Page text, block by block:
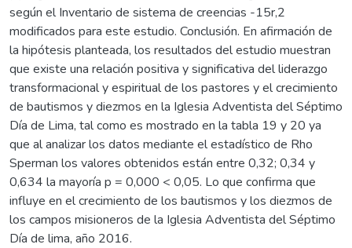
según el Inventario de sistema de creencias -15r,2
modificados para este estudio. Conclusión. En afirmación de
la hipótesis planteada, los resultados del estudio muestran
que existe una relación positiva y significativa del liderazgo
transformacional y espiritual de los pastores y el crecimiento
de bautismos y diezmos en la Iglesia Adventista del Séptimo
Día de Lima, tal como es mostrado en la tabla 19 y 20 ya
que al analizar los datos mediante el estadístico de Rho
Sperman los valores obtenidos están entre 0,32; 0,34 y
0,634 la mayoría p = 0,000 < 0,05. Lo que confirma que
influye en el crecimiento de los bautismos y los diezmos de
los campos misioneros de la Iglesia Adventista del Séptimo
Día de lima, año 2016.